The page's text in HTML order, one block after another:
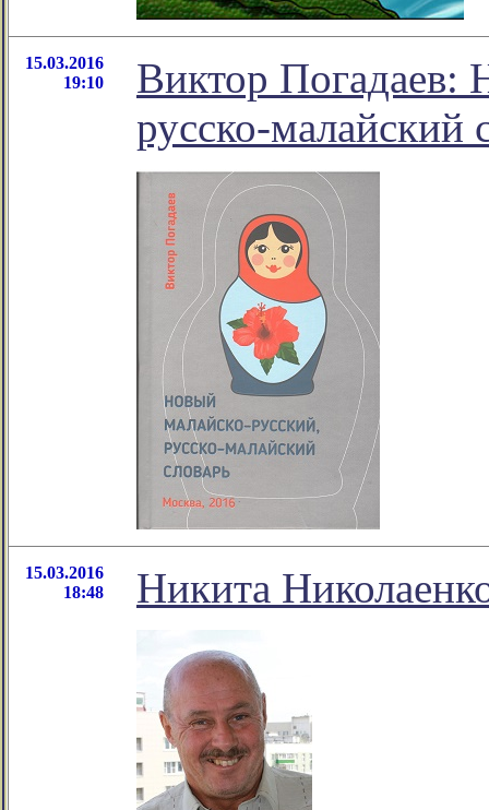
15.03.2016
19:10
Виктор Погадаев:
русско-малайский
15.03.2016
18:48
Никита